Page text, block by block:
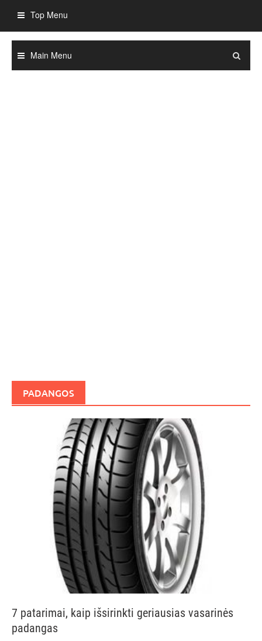
content
Top Menu
Main Menu
PADANGOS
7 patarimai, kaip išsirinkti geriausias vasarinės
padangas